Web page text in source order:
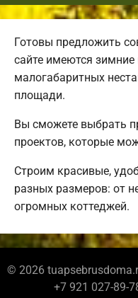
Готовы предложить
сайте имеются
малогабаритных
площади.
Вы сможете выбрать
проектов, которые
Строим красивые,
разных размеров: от
огромных коттеджей.
© 2026
+7 921 027-89-